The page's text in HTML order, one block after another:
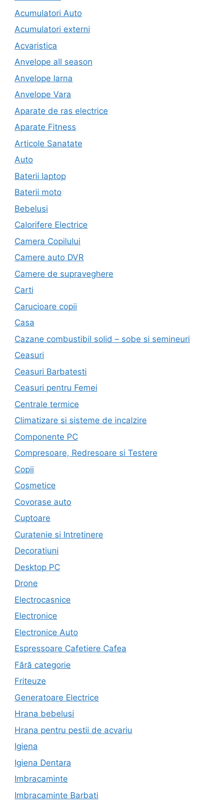
Acumulatori Auto
Acumulatori externi
Acvaristica
Anvelope all season
Anvelope Iarna
Anvelope Vara
Aparate de ras electrice
Aparate Fitness
Articole Sanatate
Auto
Baterii laptop
Baterii moto
Bebelusi
Calorifere Electrice
Camera Copilului
Camere auto DVR
Camere de supraveghere
Carti
Carucioare copii
Casa
Cazane combustibil solid – sobe si semineuri
Ceasuri
Ceasuri Barbatesti
Ceasuri pentru Femei
Centrale termice
Climatizare si sisteme de incalzire
Componente PC
Compresoare, Redresoare si Testere
Copii
Cosmetice
Covorase auto
Cuptoare
Curatenie si Intretinere
Decoratiuni
Desktop PC
Drone
Electrocasnice
Electronice
Electronice Auto
Espressoare Cafetiere Cafea
Fără categorie
Friteuze
Generatoare Electrice
Hrana bebelusi
Hrana pentru pestii de acvariu
Igiena
Igiena Dentara
Imbracaminte
Imbracaminte Barbati